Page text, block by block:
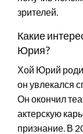
зрителей.
Какие
Юрия?
Хой Юрий
он увлекался
Он окончил
актерскую
признание. В